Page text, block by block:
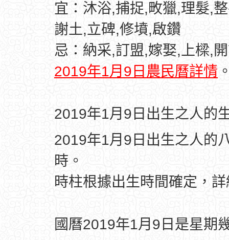
宜：沐浴,捕捉,畋獵,理髮,
謝土,立碑,修墳,啟鑽
忌：納采,訂盟,嫁娶,上樑,
2019年1月9日農民曆詳情
2019年1月9日出生之人的
2019年1月9日出生之人的
時。
時柱根據出生時間確定，
國曆2019年1月9日是星期